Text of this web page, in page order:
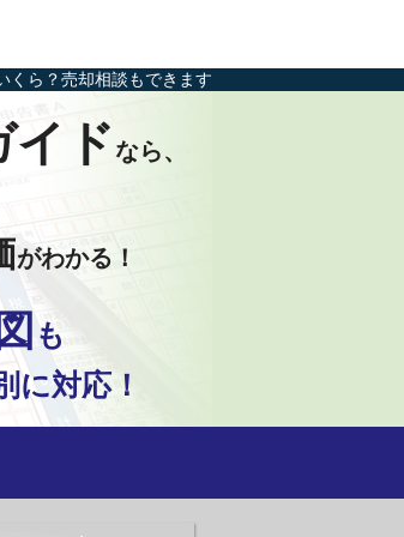
くら？売却相談もできます
イドなら、
がわかる！
も
に対応！